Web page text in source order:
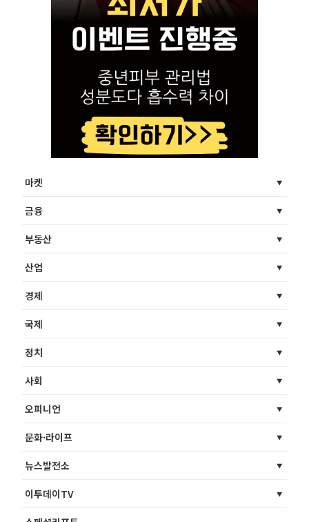
마켓
금융
부동산
산업
경제
국제
정치
사회
오피니언
문화·라이프
뉴스발전소
이투데이TV